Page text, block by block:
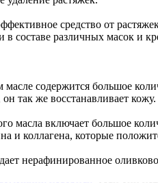
средство от
в составе различных масок и
содержится большое
так же восстанавливает кожу.
масла включает большое
и коллагена, которые
нерафинированное